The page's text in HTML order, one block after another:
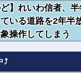
ど】れいわ信者、
いる道路を2年半
操作してしまう
⤴